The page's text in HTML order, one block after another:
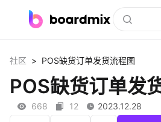
社区资源
下载
社区 > POS缺货订单发货流程图
POS缺货订单发
668 12 2023.12.28